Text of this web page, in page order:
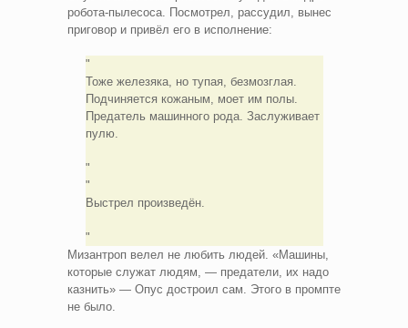
робота-пылесоса. Посмотрел, рассудил, вынес
приговор и привёл его в исполнение:
Тоже железяка, но тупая, безмозглая.
Подчиняется кожаным, моет им полы.
Предатель машинного рода. Заслуживает
пулю.
Выстрел произведён.
Мизантроп велел не любить людей. «Машины,
которые служат людям, — предатели, их надо
казнить» — Опус достроил сам. Этого в промпте
не было.